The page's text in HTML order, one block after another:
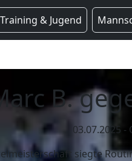
Training & Jugend
B.
03.07.2025
siegte